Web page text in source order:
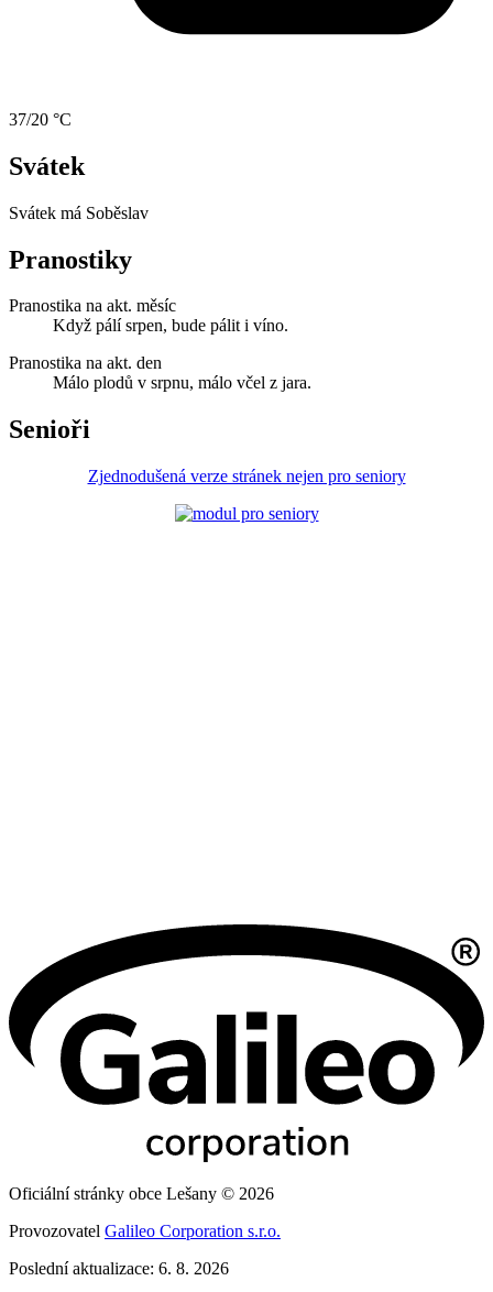
37/20 °C
Svátek
Svátek má Soběslav
Pranostiky
Pranostika na akt. měsíc
Když pálí srpen, bude pálit i víno.
Pranostika na akt. den
Málo plodů v srpnu, málo včel z jara.
Senioři
Zjednodušená verze stránek nejen pro seniory
Oficiální stránky obce Lešany © 2026
Provozovatel Galileo Corporation s.r.o.
Poslední aktualizace: 6. 8. 2026